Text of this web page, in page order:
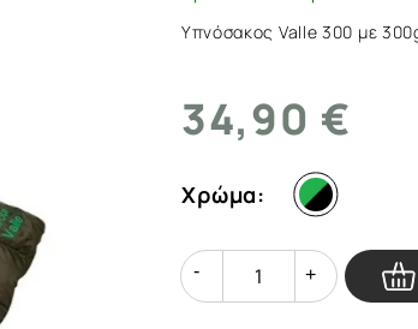
Υπνόσακος Valle 300 με
34,90 €
Χρώμα:
Quantity
Quantity